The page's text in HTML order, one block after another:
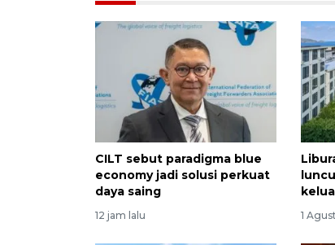
CILT sebut paradigma blue
economy jadi solusi perkuat
daya saing
12 jam lalu 1